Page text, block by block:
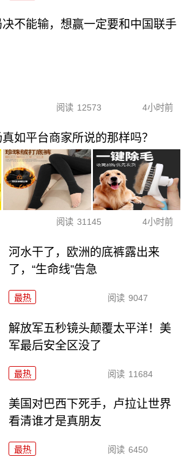
不能输，想赢一定要和中国联手
阅读 12573 4小时前
如平台商家所说的那样吗？
阅读 31145 4小时前
河水干了，欧洲的底裤露出来
了，“生命线”告急
最热 阅读 9047
解放军五秒镜头颠覆太平洋！美
军最后安全区没了
最热 阅读 11684
美国对巴西下死手，卢拉让世界
看清谁才是真朋友
最热 阅读 6450